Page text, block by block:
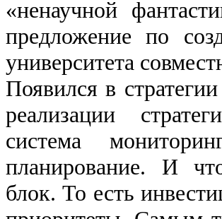
«ненаучной
предложение по
университета
Появился в
реализации
система
планирование. И
блок. То есть